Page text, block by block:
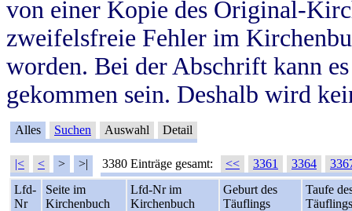
von einer Kopie des Original-
zweifelsfreie Fehler im
worden. Bei der Abschrift kann
gekommen sein. Deshalb wird
Alles Suchen Auswahl Detail
|< < > >| 3380 Einträge gesamt: << 3361 3364
Lfd-
Nr
Seite im
Kirchenbuch
Lfd-Nr im
Kirchenbuch
Geburt des
Täuflings
Taufe
Täuflings